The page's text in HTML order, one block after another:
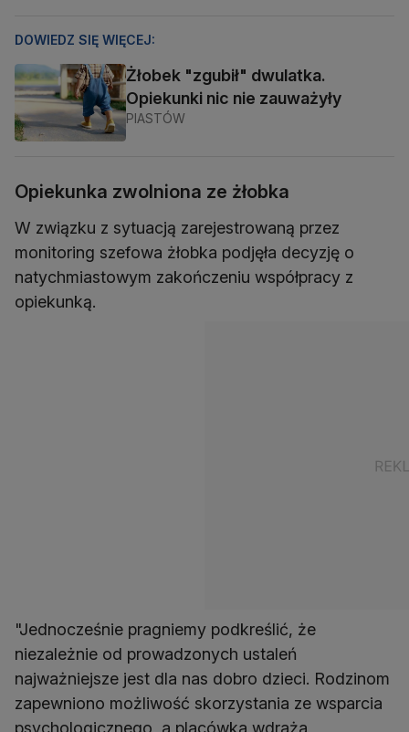
DOWIEDZ SIĘ WIĘCEJ:
Żłobek "zgubił" dwulatka.
Opiekunki nic nie zauważyły
PIASTÓW
Opiekunka zwolniona ze żłobka
W związku z sytuacją zarejestrowaną przez
monitoring szefowa żłobka podjęła decyzję o
natychmiastowym zakończeniu współpracy z
opiekunką.
"Jednocześnie pragniemy podkreślić, że
niezależnie od prowadzonych ustaleń
najważniejsze jest dla nas dobro dzieci. Rodzinom
zapewniono możliwość skorzystania ze wsparcia
psychologicznego, a placówka wdraża